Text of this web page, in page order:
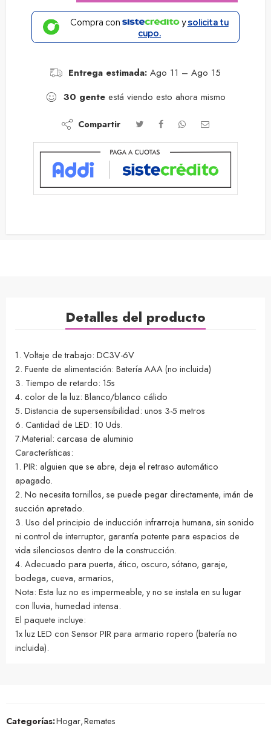
Compra con ysolicita tu
cupo.
Entrega estimada: Ago 11 – Ago 15
30 gente está viendo esto ahora mismo
Compartir
Detalles del producto
1. Voltaje de trabajo: DC3V-6V
2. Fuente de alimentación: Batería AAA (no incluida)
3. Tiempo de retardo: 15s
4. color de la luz: Blanco/blanco cálido
5. Distancia de supersensibilidad: unos 3-5 metros
6. Cantidad de LED: 10 Uds.
7.Material: carcasa de aluminio
Características:
1. PIR: alguien que se abre, deja el retraso automático
apagado.
2. No necesita tornillos, se puede pegar directamente, imán de
succión apretado.
3. Uso del principio de inducción infrarroja humana, sin sonido
ni control de interruptor, garantía potente para espacios de
vida silenciosos dentro de la construcción.
4. Adecuado para puerta, ático, oscuro, sótano, garaje,
bodega, cueva, armarios,
Nota: Esta luz no es impermeable, y no se instala en su lugar
con lluvia, humedad intensa.
El paquete incluye:
1x luz LED con Sensor PIR para armario ropero (batería no
incluida).
Categorías:Hogar,Remates